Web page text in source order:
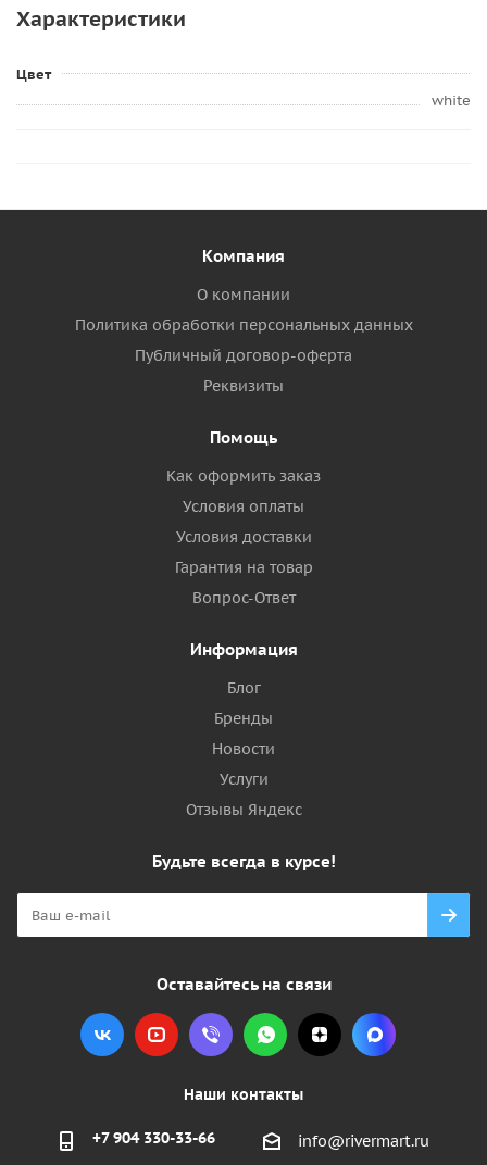
Характеристики
Цвет
white
Компания
О компании
Политика обработки персональных данных
Публичный договор-оферта
Реквизиты
Помощь
Как оформить заказ
Условия оплаты
Условия доставки
Гарантия на товар
Вопрос-Ответ
Информация
Блог
Бренды
Новости
Услуги
Отзывы Яндекс
Будьте всегда в курсе!
Оставайтесь на связи
Наши контакты
+7 904 330-33-66 info@rivermart.ru